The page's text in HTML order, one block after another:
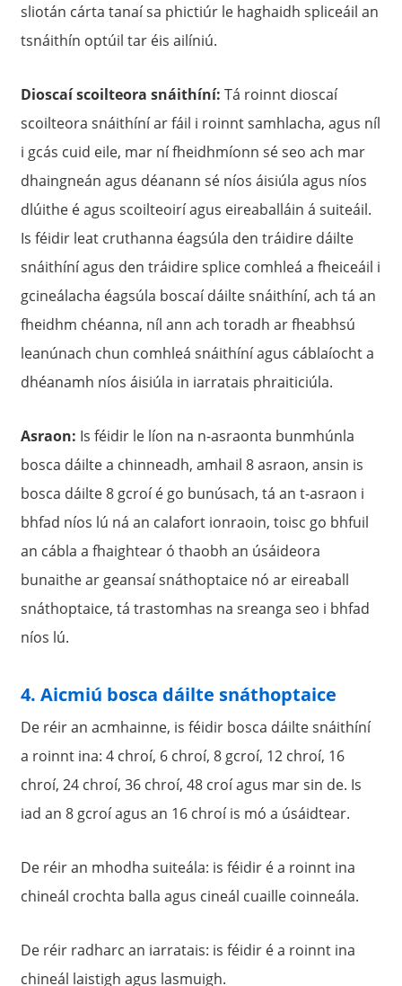
sliotán cárta tanaí sa phictiúr le haghaidh spliceáil an
tsnáithín optúil tar éis ailíniú.
Dioscaí scoilteora snáithíní: Tá roinnt dioscaí
scoilteora snáithíní ar fáil i roinnt samhlacha, agus níl
i gcás cuid eile, mar ní fheidhmíonn sé seo ach mar
dhaingneán agus déanann sé níos áisiúla agus níos
dlúithe é agus scoilteoirí agus eireaballáin á suiteáil.
Is féidir leat cruthanna éagsúla den tráidire dáilte
snáithíní agus den tráidire splice comhleá a fheiceáil i
gcineálacha éagsúla boscaí dáilte snáithíní, ach tá an
fheidhm chéanna, níl ann ach toradh ar fheabhsú
leanúnach chun comhleá snáithíní agus cáblaíocht a
dhéanamh níos áisiúla in iarratais phraiticiúla.
Asraon: Is féidir le líon na n-asraonta bunmhúnla
bosca dáilte a chinneadh, amhail 8 asraon, ansin is
bosca dáilte 8 gcroí é go bunúsach, tá an t-asraon i
bhfad níos lú ná an calafort ionraoin, toisc go bhfuil
an cábla a fhaightear ó thaobh an úsáideora
bunaithe ar geansaí snáthoptaice nó ar eireaball
snáthoptaice, tá trastomhas na sreanga seo i bhfad
níos lú.
4. Aicmiú bosca dáilte snáthoptaice
De réir an acmhainne, is féidir bosca dáilte snáithíní
a roinnt ina: 4 chroí, 6 chroí, 8 gcroí, 12 chroí, 16
chroí, 24 chroí, 36 chroí, 48 croí agus mar sin de. Is
iad an 8 gcroí agus an 16 chroí is mó a úsáidtear.
De réir an mhodha suiteála: is féidir é a roinnt ina
chineál crochta balla agus cineál cuaille coinneála.
De réir radharc an iarratais: is féidir é a roinnt ina
chineál laistigh agus lasmuigh.